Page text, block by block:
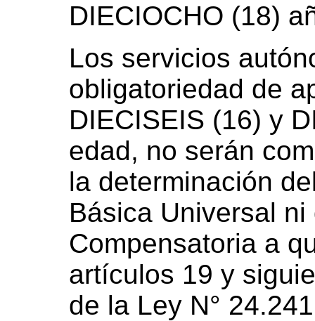
DIECIOCHO (18)
Los servicios
obligatoriedad de
DIECISEIS (16) y
edad, no serán
la determinación
Básica Universal
Compensatoria a
artículos 19 y
de la Ley N°